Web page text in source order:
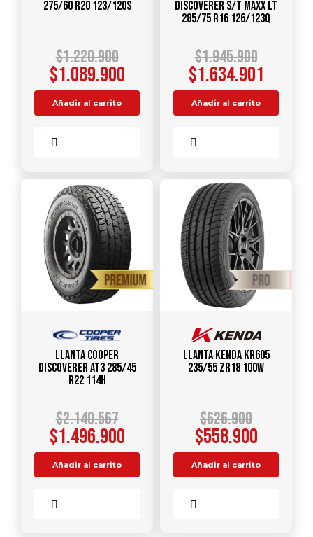
275/60 R20 123/120S
$1.220.900
$1.089.900
Añadir al carrito
DISCOVERER S/T MAXX LT
285/75 R16 126/123Q
$1.945.900
$1.634.901
Añadir al carrito
Llanta COOPER
DISCOVERER AT3 285/45
R22 114H
$2.140.567
$1.496.900
Añadir al carrito
Llanta KENDA KR605
235/55 ZR18 100W
$626.900
$558.900
Añadir al carrito